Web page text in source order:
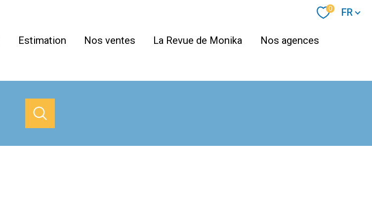
0 Langue
FR
Estimation Nos ventes La Revue de Monika Nos agences
louer